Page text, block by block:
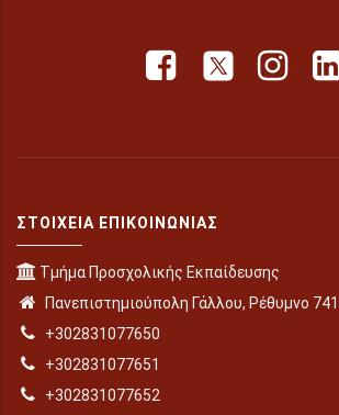
ΣΤΟΙΧΕΊΑ ΕΠΙΚΟΙΝΩΝΊΑΣ
Τμήμα Προσχολικής Εκπαίδευσης
Πανεπιστημιούπολη Γάλλου, Ρέθυμνο
+302831077650
+302831077651
+302831077652